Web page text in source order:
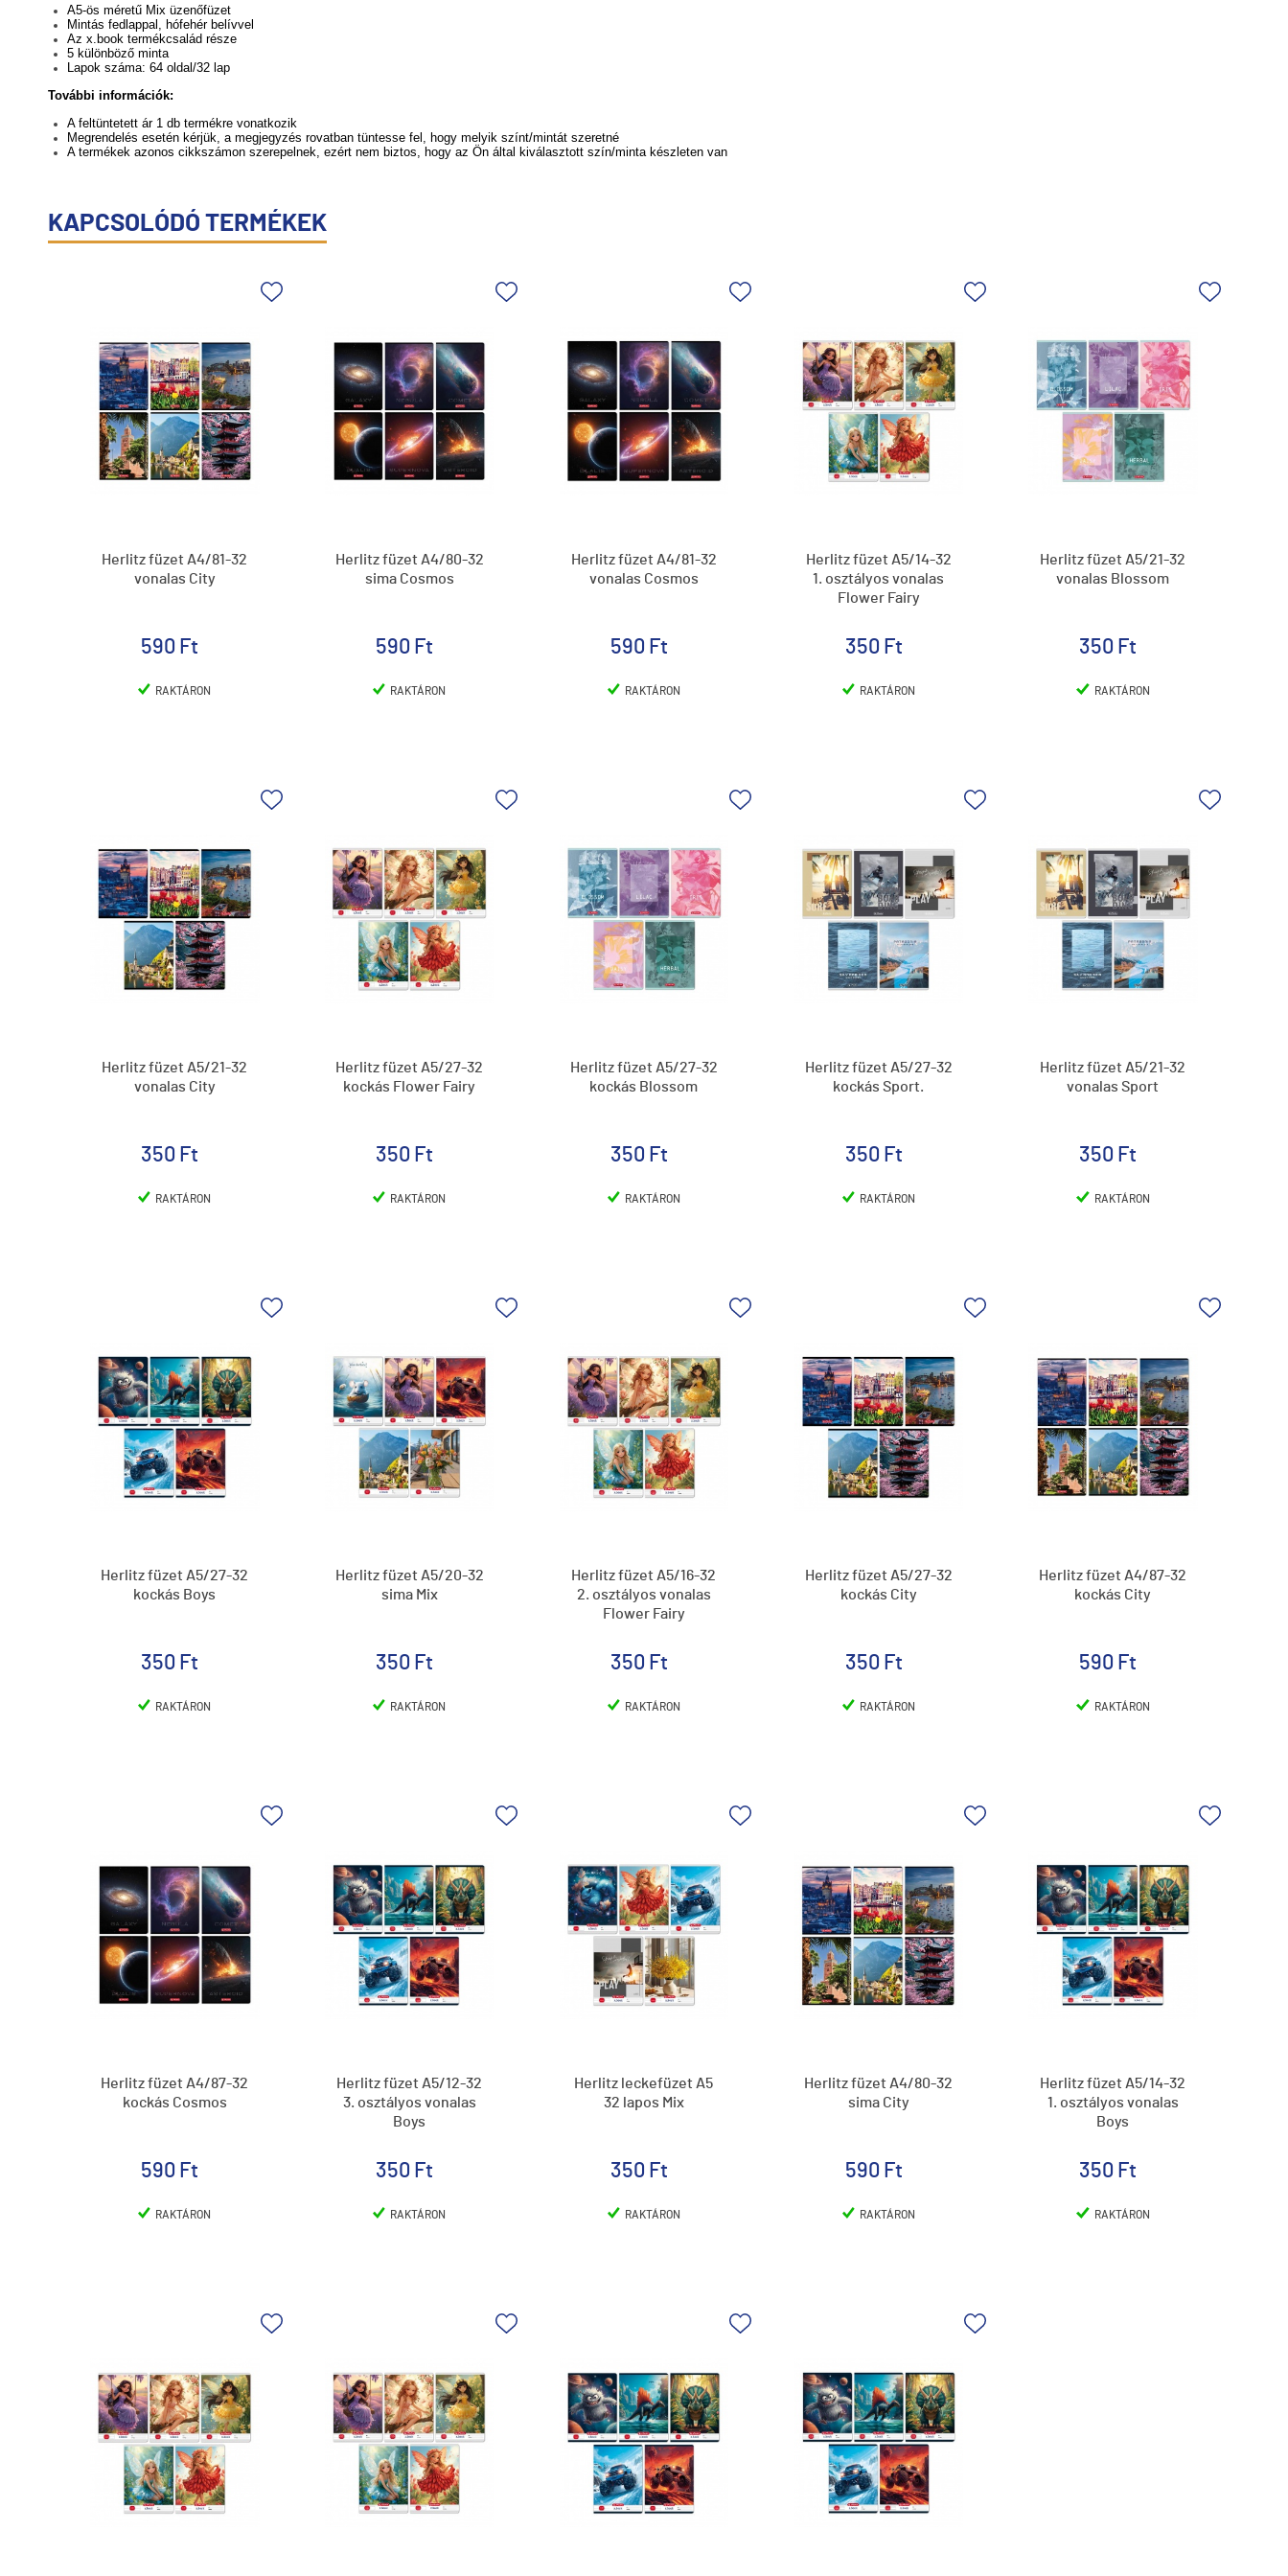
A5-ös méretű Mix üzenőfüzet
Mintás fedlappal, hófehér belívvel
Az x.book termékcsalád része
5 különböző minta
Lapok száma: 64 oldal/32 lap
További információk:
A feltüntetett ár 1 db termékre vonatkozik
Megrendelés esetén kérjük, a megjegyzés rovatban tüntesse fel, hogy melyik színt/mintát szeretné
A termékek azonos cikkszámon szerepelnek, ezért nem biztos, hogy az Ön által kiválasztott szín/minta készleten van
KAPCSOLÓDÓ TERMÉKEK
Herlitz füzet A4/81-32
vonalas City
590 Ft
RAKTÁRON
Herlitz füzet A4/80-32
sima Cosmos
590 Ft
RAKTÁRON
Herlitz füzet A4/81-32
vonalas Cosmos
590 Ft
RAKTÁRON
Herlitz füzet A5/14-32
1. osztályos vonalas
Flower Fairy
350 Ft
RAKTÁRON
Herlitz füzet A5/21-32
vonalas Blossom
350 Ft
RAKTÁRON
Herlitz füzet A5/21-32
vonalas City
350 Ft
RAKTÁRON
Herlitz füzet A5/27-32
kockás Flower Fairy
350 Ft
RAKTÁRON
Herlitz füzet A5/27-32
kockás Blossom
350 Ft
RAKTÁRON
Herlitz füzet A5/27-32
kockás Sport.
350 Ft
RAKTÁRON
Herlitz füzet A5/21-32
vonalas Sport
350 Ft
RAKTÁRON
Herlitz füzet A5/27-32
kockás Boys
350 Ft
RAKTÁRON
Herlitz füzet A5/20-32
sima Mix
350 Ft
RAKTÁRON
Herlitz füzet A5/16-32
2. osztályos vonalas
Flower Fairy
350 Ft
RAKTÁRON
Herlitz füzet A5/27-32
kockás City
350 Ft
RAKTÁRON
Herlitz füzet A4/87-32
kockás City
590 Ft
RAKTÁRON
Herlitz füzet A4/87-32
kockás Cosmos
590 Ft
RAKTÁRON
Herlitz füzet A5/12-32
3. osztályos vonalas
Boys
350 Ft
RAKTÁRON
Herlitz leckefüzet A5
32 lapos Mix
350 Ft
RAKTÁRON
Herlitz füzet A4/80-32
sima City
590 Ft
RAKTÁRON
Herlitz füzet A5/14-32
1. osztályos vonalas
Boys
350 Ft
RAKTÁRON